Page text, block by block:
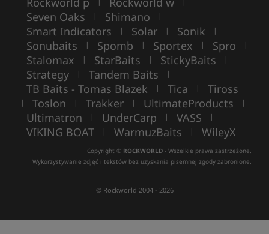
Seven Oaks | Shimano |
Smart Indicators | Solar | Sonik |
Sonubaits | Spomb | Sportex | Spro |
Stalomax | StarBaits | StickyBaits |
Strategy | Tandem Baits |
TB Baits - Tomas Blazek | Tica | Tiross
| Toslon | Trakker | UltimateProducts |
Ultimatron | UnderCarp | VASS |
VIKING BOAT | WarmuzBaits | WileyX
Copyright © ROCKWORLD - Wszelkie prawa zastrzeżone.
Wykorzystywanie zdjęć i tekstów bez uzyskania pisemnej zgody zabronione.
© Rockworld 2004 - 2026